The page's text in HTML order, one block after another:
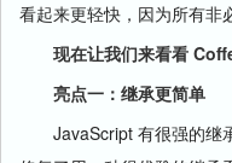
看起来更轻快，因为所有非
现在让我们来看看
亮点一：继承更简单
JavaScript 有很强的继